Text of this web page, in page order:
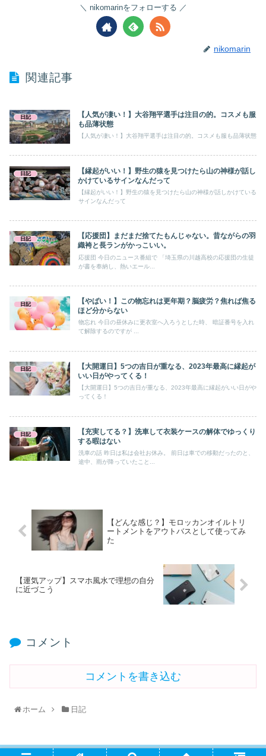
nikomarinをフォローする
nikomarin
関連記事
日記
【人気が凄い！】大谷翔平選手は注目の的。コスメも服
も品薄状態
【人気が凄い！】大谷翔平選手は注目の的。コスメも服も品薄状態
日記
【縁起がいい！】野生の猿を見つけたら山の神様が話し
かけているサインなんだって
【縁起がいい！】野生の猿を見つけたら山の神様が話しかけている
サインなんだって
日記
【応援団】まだまだ捨てたもんじゃない。昔ながらの羽
織袴と長ランがかっこいい。
応援団 今日のニュース番組で 「埼玉県の川越高校の応援団の生徒
が書を奉納し、熱いエール...
日記
【やばい！】この物忘れは更年期？脳疲労？焦れば焦る
ほど分からない
物忘れ 今日の昼休みに更衣室へ入ろうとした時、 暗証番号を入れ
て解除するのですが ...
日記
【大開運日】5つの吉日が重なる、2023年最高に縁起が
いい日がやってくる！
【大開運日】5つの吉日が重なる、2023年最高に縁起がいい日がや
ってくる！
日記
【充実してる？】洗車して衣装ケースの解体でゆっくり
する暇はない
洗車の話 昨日は私は会社お休み。 前日は車での移動だったのと、
途中、雨が降っていたこと...
【どんな感じ？】モロッカンオイルトリ
ートメントをアウトバスとして使ってみ
た
【運気アップ】スマホ風水で理想の自分
に近づこう
コメント
コメントを書き込む
ホーム 日記